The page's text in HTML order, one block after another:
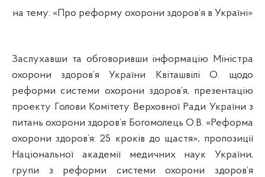
на тему: «Про реформу охорони здоров’я в Україні»
Заслухавши та обговоривши інформацію Міністра
охорони здоров’я України
Квіташвілі О. щодо
реформи системи охорони здоров’я, презентацію
проекту Голови Комітету Верховної Ради України з
питань охорони здоров’я Богомолець О.В. «Реформа
охорони здоров’я: 25 кроків до щастя», пропозиції
Національної академії медичних наук України,
групи з реформи системи охорони здоров’я